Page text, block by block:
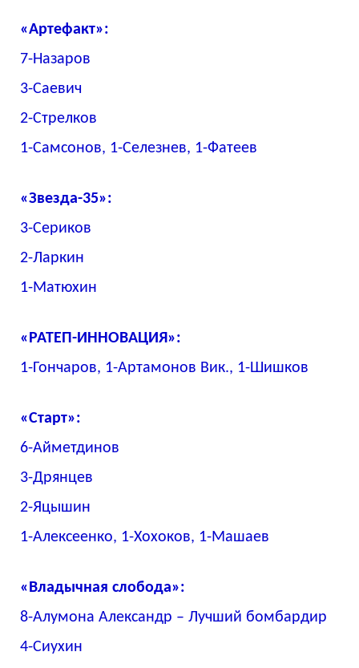
«Артефакт»:
7-Назаров
3-Саевич
2-Стрелков
1-Самсонов, 1-Селезнев, 1-Фатеев
«Звезда-35»:
3-Сериков
2-Ларкин
1-Матюхин
«РАТЕП-ИННОВАЦИЯ»:
1-Гончаров, 1-Артамонов Вик., 1-Шишков
«Старт»:
6-Айметдинов
3-Дрянцев
2-Яцышин
1-Алексеенко, 1-Хохоков, 1-Машаев
«Владычная слобода»:
8-Алумона Александр – Лучший бомбардир
4-Сиухин